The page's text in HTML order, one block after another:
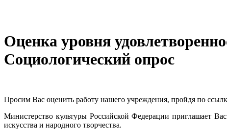
Оценка уровня
Социологический опрос
Просим Вас оценить работу нашего учреждения, пройдя по
Министерство культуры Российской Федерации приглашает
искусства и народного творчества.